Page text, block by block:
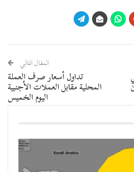
المقال التالي
تداول أسعار صرف العملة
المحلية مقابل العملات الأجنبية
اليوم الخميس